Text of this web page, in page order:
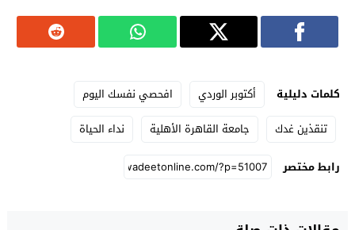
كلمات دليلية أكتوبر الوردي
افحصي نفسك اليوم
تنقذين غدك
جامعة القاهرة الأهلية
نداء الحياة
رابط مختصر